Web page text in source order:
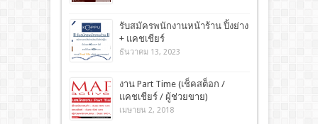
รับสมัครพนักงานหน้าร้าน ปิ้งย่าง
+ แคชเชียร์
ธันวาคม 13, 2023
งาน Part Time (เช็คสต็อก /
แคชเชียร์ / ผู้ช่วยขาย)
เมษายน 2, 2018